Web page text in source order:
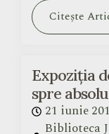
Citește
Expoziția
spre
21 iunie
Biblioteca